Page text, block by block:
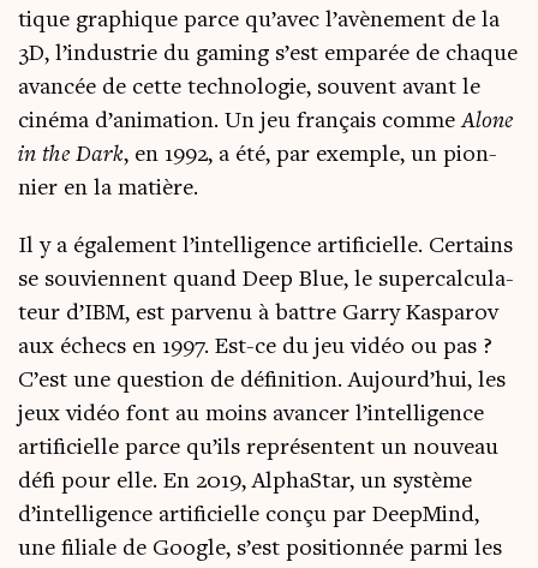
tique gra­phique parce qu’avec l’a­vè­ne­ment de la
3D, l’industrie du gaming s’est empa­rée de chaque
avan­cée de cette tech­no­lo­gie, sou­vent avant le
ciné­ma d’a­ni­ma­tion. Un jeu fran­çais comme Alone
in the Dark, en 1992, a été, par exemple, un pion­
nier en la matière.
Il y a éga­le­ment l’intelligence arti­fi­cielle. Cer­tains
se sou­viennent quand Deep Blue, le super­cal­cu­la­
teur d’IBM, est par­ve­nu à battre Gar­ry Kas­pa­rov
aux échecs en 1997. Est-ce du jeu vidéo ou pas ?
C’est une ques­tion de défi­ni­tion. Aujourd’hui, les
jeux vidéo font au moins avan­cer l’in­tel­li­gence
arti­fi­cielle parce qu’ils repré­sentent un nou­veau
défi pour elle. En 2019, AlphaS­tar, un sys­tème
d’in­tel­li­gence arti­fi­cielle conçu par Deep­Mind,
une filiale de Google, s’est posi­tion­née par­mi les